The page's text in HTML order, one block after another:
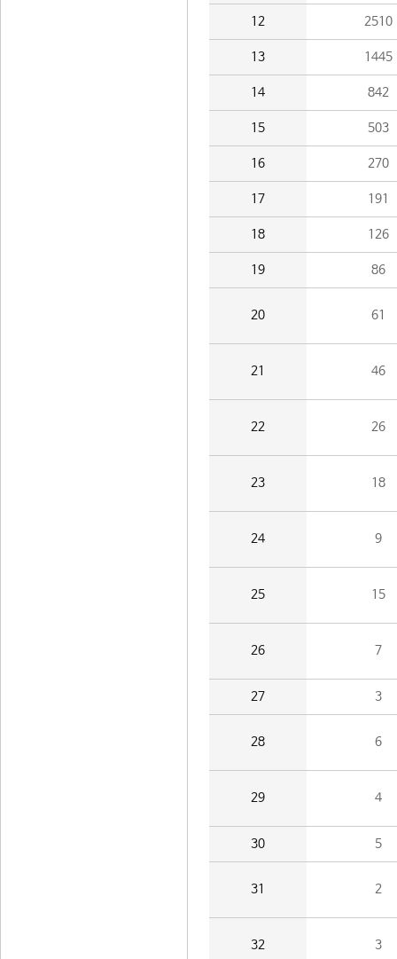
12 2510
13 1445
14 842
15 503
16 270
17 191
18 126
19 86
20 61
21 46
22 26
23 18
24 9
25 15
26 7
27 3
28 6
29 4
30 5
31 2
32 3